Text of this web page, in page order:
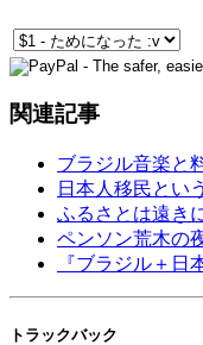
関連記事
ブラジル音楽と
日本人移民とい
ふるさとは遠き
ペンソン荒木の
『ブラジル＋日
トラックバック